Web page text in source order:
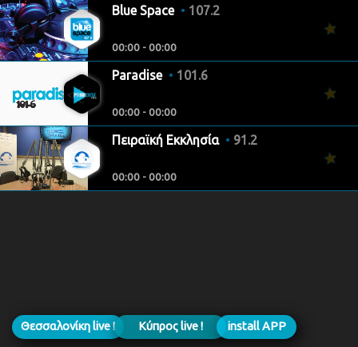
Blue Space 107.2
00:00 - 00:00
Paradise 101.6
00:00 - 00:00
Πειραϊκή Εκκλησία 91.2
00:00 - 00:00
Θεσσαλονίκη live ! Κύπρος live ! install APP